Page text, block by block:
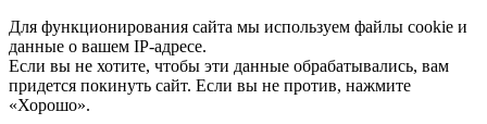
Для функционирования сайта мы используем файлы cookie и
данные о вашем IP-адресе.
Если вы не хотите, чтобы эти данные обрабатывались, вам
придется покинуть сайт. Если вы не против, нажмите
«Хорошо».